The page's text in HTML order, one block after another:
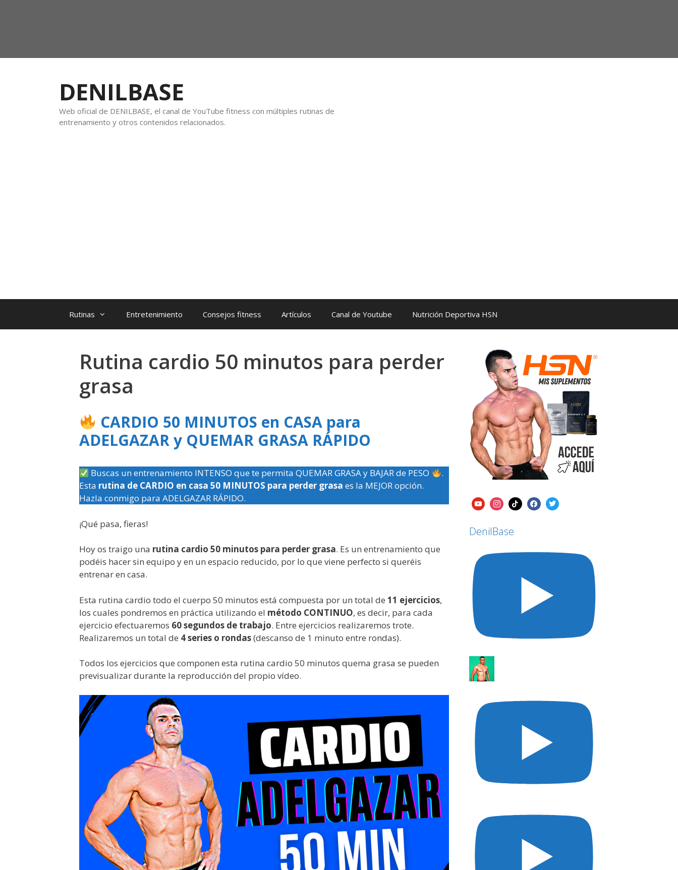
DENILBASE
Web oficial de DENILBASE, el canal de YouTube fitness con múltiples rutinas de
entrenamiento y otros contenidos relacionados.
Rutinas Entretenimiento Consejos fitness Artículos Canal de Youtube Nutrición Deportiva HSN
Rutina cardio 50 minutos para perder
grasa
CARDIO 50 MINUTOS en CASA para
ADELGAZAR y QUEMAR GRASA RÁPIDO
Buscas un entrenamiento INTENSO que te permita QUEMAR GRASA y BAJAR de PESO
.
Esta rutina de CARDIO en casa 50 MINUTOS para perder grasa es la MEJOR opción.
Hazla conmigo para ADELGAZAR RÁPIDO.
¡Qué pasa, fieras!
Hoy os traigo una rutina cardio 50 minutos para perder grasa. Es un entrenamiento que
podéis hacer sin equipo y en un espacio reducido, por lo que viene perfecto si queréis
entrenar en casa.
Esta rutina cardio todo el cuerpo 50 minutos está compuesta por un total de 11 ejercicios,
los cuales pondremos en práctica utilizando el método CONTINUO, es decir, para cada
ejercicio efectuaremos 60 segundos de trabajo. Entre ejercicios realizaremos trote.
Realizaremos un total de 4 series o rondas(descanso de 1 minuto entre rondas).
Todos los ejercicios que componen esta rutina cardio 50 minutos quema grasa se pueden
previsualizar durante la reproducción del propio vídeo.
DenilBase